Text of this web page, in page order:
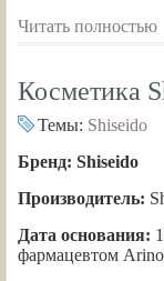
Читать полностью
Косметика
Темы: Shiseido
Бренд: Shiseido
Производитель:
Дата основания:
фармацевтом